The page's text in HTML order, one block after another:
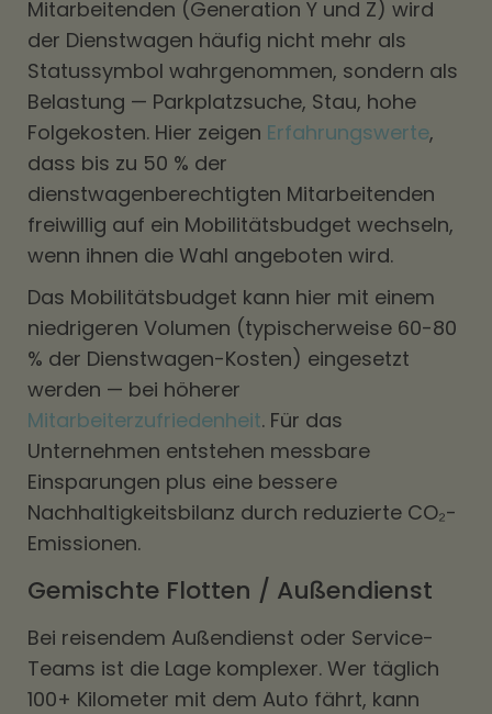
Mitarbeitenden (Generation Y und Z) wird
der Dienstwagen häufig nicht mehr als
Statussymbol wahrgenommen, sondern als
Belastung — Parkplatzsuche, Stau, hohe
Folgekosten. Hier zeigen Erfahrungswerte,
dass bis zu 50 % der
dienstwagenberechtigten Mitarbeitenden
freiwillig auf ein Mobilitätsbudget wechseln,
wenn ihnen die Wahl angeboten wird.
Das Mobilitätsbudget kann hier mit einem
niedrigeren Volumen (typischerweise 60-80
% der Dienstwagen-Kosten) eingesetzt
werden — bei höherer
Mitarbeiterzufriedenheit. Für das
Unternehmen entstehen messbare
Einsparungen plus eine bessere
Nachhaltigkeitsbilanz durch reduzierte CO₂-
Emissionen.
Gemischte Flotten / Außendienst
Bei reisendem Außendienst oder Service-
Teams ist die Lage komplexer. Wer täglich
100+ Kilometer mit dem Auto fährt, kann